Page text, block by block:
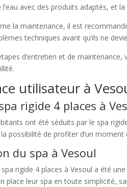
avec des produits adaptés, et
la maintenance, il est
techniques avant qu’ils ne
d’entretien et de
utilisateur à
rigide 4 places à
ont été séduits par le spa
possibilité de profiter d’un
du spa à Vesoul
spa rigide 4 places à Vesoul a été
place leur spa en toute simplicité,